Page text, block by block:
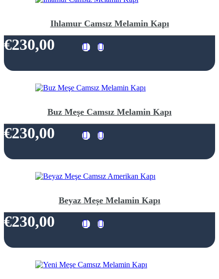
Ihlamur Camsız Melamin Kapı
€230,00
Buz Meşe Camsız Melamin Kapı
€230,00
Beyaz Meşe Melamin Kapı
€230,00